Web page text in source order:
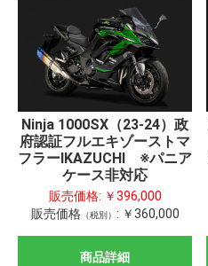
Ninja 1000SX（23-24）政
府認証フルエキゾーストマ
フラーIKAZUCHI ※パニア
ケース非対応
販売価格: ￥396,000
販売価格（税別） : ￥360,000
商品詳細